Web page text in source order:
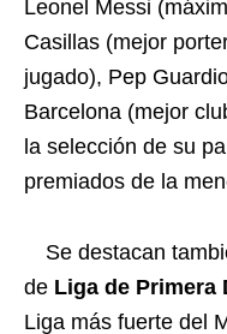
Leonel Messi
Casillas (mejor
jugado), Pep
Barcelona (mejor
la selección de su
premiados de la
Se destacan
de Liga de Primera
Liga más fuerte del